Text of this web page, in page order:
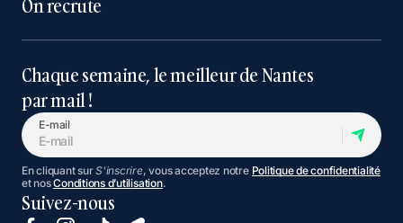
On recrute
Chaque semaine, le meilleur de Nantes
par mail !
E-mail
En cliquant surS'inscrire, vous acceptez notre Politique de confidentialité
et nosConditions d’utilisation.
Suivez-nous